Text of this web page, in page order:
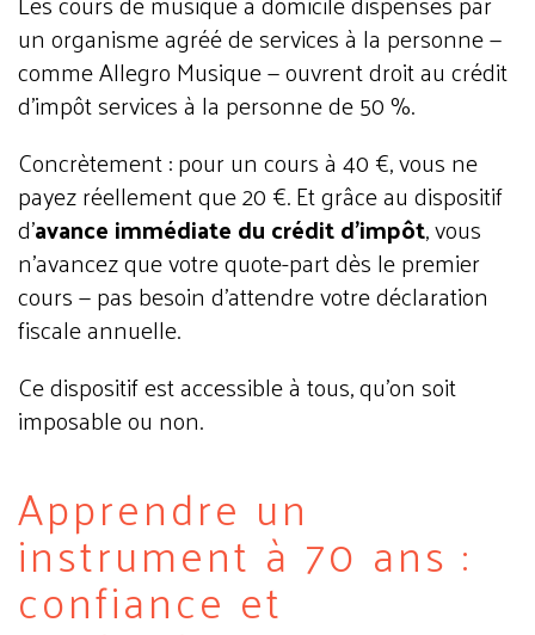
un organisme agréé de services à la personne —
comme Allegro Musique — ouvrent droit au crédit
d'impôt services à la personne de 50 %.
Concrètement : pour un cours à 40 €, vous ne
payez réellement que 20 €. Et grâce au dispositif
d'avance immédiate du crédit d'impôt, vous
n'avancez que votre quote-part dès le premier
cours — pas besoin d'attendre votre déclaration
fiscale annuelle.
Ce dispositif est accessible à tous, qu'on soit
imposable ou non.
Apprendre un
instrument à 70 ans :
confiance et